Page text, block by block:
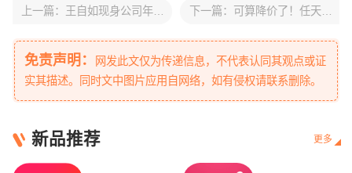
上一篇： 王自如现身公司年会发年终奖 全员现金多发1.5倍 下一篇： 可算降价了！任天堂下调三款即将发售的amiibo售价
免责声明：
网发此文仅为传递信息，不代表认同其观点或证
实其描述。同时文中图片应用自网络，如有侵权请联系删除。
新品推荐 更多